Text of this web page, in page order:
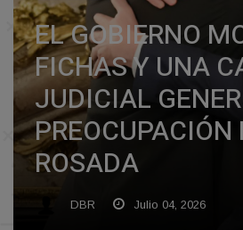
EL GOBIERNO
FICHAS Y UNA
JUDICIAL
PREOCUPACIÓN
ROSADA
DBR Julio 04, 2026